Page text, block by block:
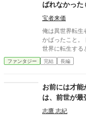
ばれなかった
宝者来価
俺は異世界転生
かばったこと。
世界に転生する
を期待したりも
ンと結ばれるな
のばかり。 同
迎される。 彼
者に思えたのだが―――！？ ※小説
ます。
ファンタジー 完結 長編
お前には才
は、前世が
～今さら謝ら
志鷹 志紀